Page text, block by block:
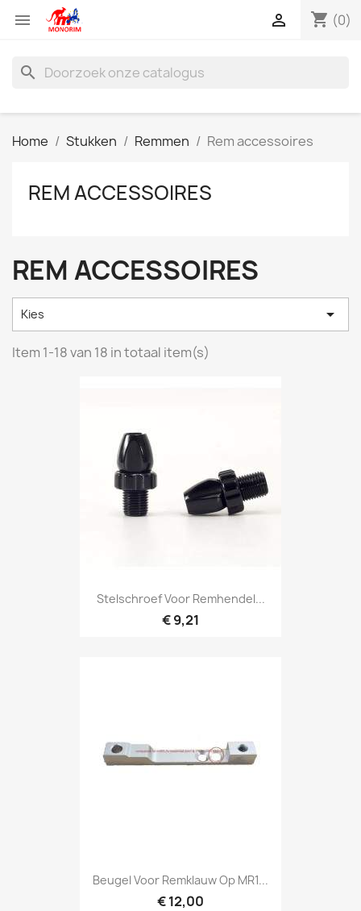
 shopping_cart (0)

search
Home Stukken Remmen Rem accessoires
REM ACCESSOIRES
REM ACCESSOIRES
Kies 
Item 1-18 van 18 in totaal item(s)
Stelschroef Voor Remhendel...
€ 9,21
Beugel Voor Remklauw Op MR1...
€ 12,00